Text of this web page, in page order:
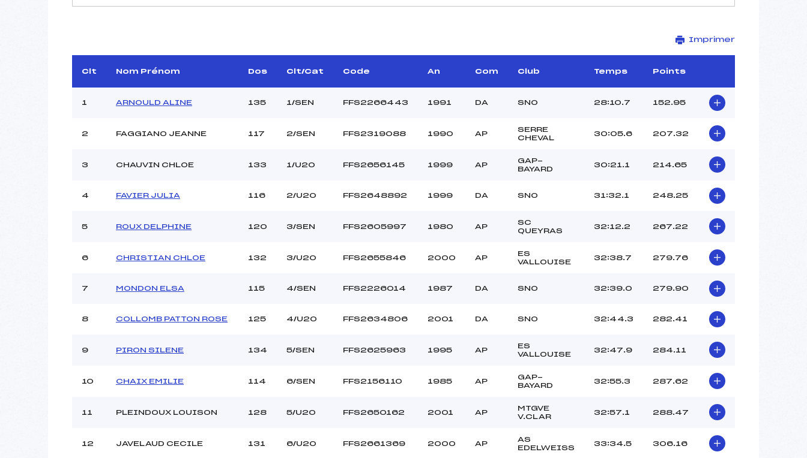
D.T Adjoint :
TRILLES BASTIEN (DA)
Dir. Epreuve :
FINE CHRISTIAN (AP)
PISTE DES LACS
Distance :
7.5 km
Point Haut :
Pénalité appliquée :
152.9500
Imprimer
Clt Nom Prénom Dos Clt/Cat Code An Com Club Temps Points
1 ARNOULD ALINE 135 1/SEN FFS2266443 1991 DA SNO 28:10.7 152.95
2 FAGGIANO JEANNE 117 2/SEN FFS2319088 1990 AP
SERRE
CHEVAL
30:05.6 207.32
3 CHAUVIN CHLOE 133 1/U20 FFS2656145 1999 AP
GAP-
BAYARD
30:21.1 214.65
4 FAVIER JULIA 116 2/U20 FFS2648892 1999 DA SNO 31:32.1 248.25
5 ROUX DELPHINE 120 3/SEN FFS2605997 1980 AP
SC
QUEYRAS
32:12.2 267.22
6 CHRISTIAN CHLOE 132 3/U20 FFS2655846 2000 AP
ES
VALLOUISE
32:38.7 279.76
7 MONDON ELSA 115 4/SEN FFS2226014 1987 DA SNO 32:39.0 279.90
8 COLLOMB PATTON ROSE 125 4/U20 FFS2634806 2001 DA SNO 32:44.3 282.41
9 PIRON SILENE 134 5/SEN FFS2625963 1995 AP
ES
VALLOUISE
32:47.9 284.11
10 CHAIX EMILIE 114 6/SEN FFS2156110 1985 AP
GAP-
BAYARD
32:55.3 287.62
11 PLEINDOUX LOUISON 128 5/U20 FFS2650162 2001 AP
MTGVE
V.CLAR
32:57.1 288.47
12 JAVELAUD CECILE 131 6/U20 FFS2661369 2000 AP
AS
EDELWEISS
33:34.5 306.16